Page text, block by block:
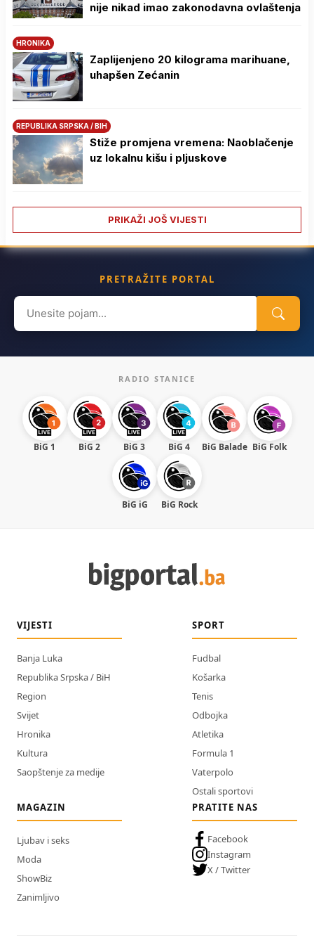
nije nikad imao zakonodavna ovlaštenja
HRONIKA
Zaplijenjeno 20 kilograma marihuane,
uhapšen Zećanin
REPUBLIKA SRPSKA / BIH
Stiže promjena vremena: Naoblačenje
uz lokalnu kišu i pljuskove
PRIKAŽI JOŠ VIJESTI
PRETRAŽITE PORTAL
Search
for:
RADIO STANICE
BiG 1 BiG 2 BiG 3 BiG 4 BiG Balade BiG Folk
BiG iG BiG Rock
VIJESTI
Banja Luka
Republika Srpska / BiH
Region
Svijet
Hronika
Kultura
Saopštenje za medije
SPORT
Fudbal
Košarka
Tenis
Odbojka
Atletika
Formula 1
Vaterpolo
Ostali sportovi
MAGAZIN
Ljubav i seks
Moda
ShowBiz
Zanimljivo
PRATITE NAS
Facebook
Instagram
X / Twitter